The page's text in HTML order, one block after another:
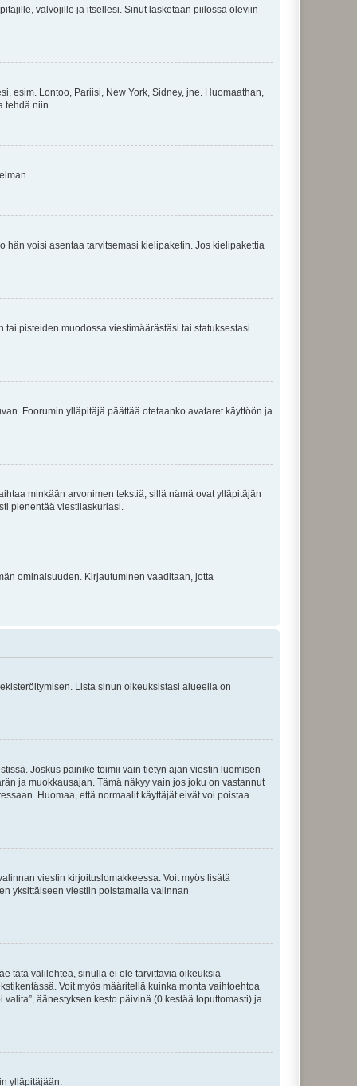
valvojille ja itsellesi. Sinut lasketaan piilossa oleviin
esim. Lontoo, Pariisi, New York, Sidney, jne. Huomaathan,
tehdä niin.
voisi asentaa tarvitsemasi kielipaketin. Jos kielipakettia
pisteiden muodossa viestimäärästäsi tai statuksestasi
Foorumin ylläpitäjä päättää otetaanko avataret käyttöön ja
minkään arvonimen tekstiä, sillä nämä ovat ylläpitäjän
pienentää viestilaskuriasi.
ominaisuuden. Kirjautuminen vaaditaan, jotta
Lista sinun oikeuksistasi alueella on
Joskus painike toimii vain tietyn ajan viestin luomisen
ja muokkausajan. Tämä näkyy vain jos joku on vastannut
Huomaa, että normaalit käyttäjät eivät voi poistaa
viestin kirjoituslomakkeessa. Voit myös lisätä
yksittäiseen viestiin poistamalla valinnan
tätä välilehteä, sinulla ei ole tarvittavia oikeuksia
Voit myös määritellä kuinka monta vaihtoehtoa
äänestyksen kesto päivinä (0 kestää loputtomasti) ja
ylläpitäjään.